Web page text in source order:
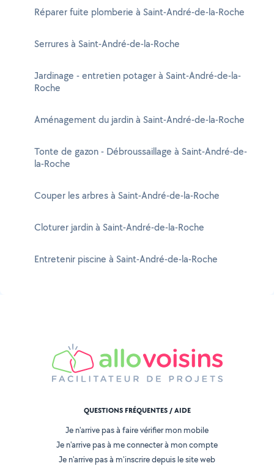
Réparer fuite plomberie à Saint-André-de-la-Roche
Serrures à Saint-André-de-la-Roche
Jardinage - entretien potager à Saint-André-de-la-
Roche
Aménagement du jardin à Saint-André-de-la-Roche
Tonte de gazon - Débroussaillage à Saint-André-de-
la-Roche
Couper les arbres à Saint-André-de-la-Roche
Cloturer jardin à Saint-André-de-la-Roche
Entretenir piscine à Saint-André-de-la-Roche
QUESTIONS FRÉQUENTES / AIDE
Je n'arrive pas à faire vérifier mon mobile
Je n'arrive pas à me connecter à mon compte
Je n'arrive pas à m'inscrire depuis le site web